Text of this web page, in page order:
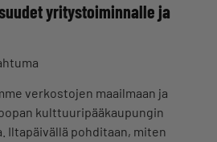
yritystoiminnalle ja
verkostojen maailmaan ja
kulttuuripääkaupungin
Iltapäivällä pohditaan, miten